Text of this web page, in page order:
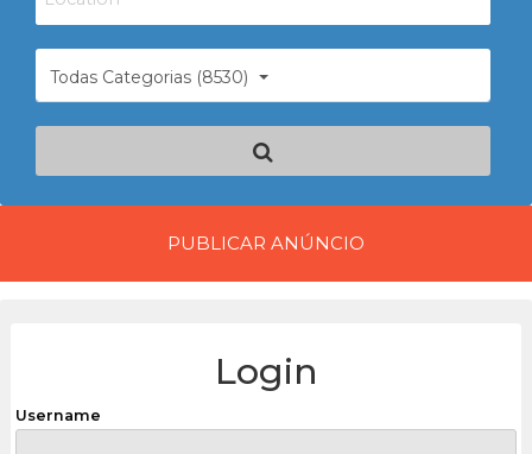
Todas Categorias (8530)
PUBLICAR ANÚNCIO
Login
Username